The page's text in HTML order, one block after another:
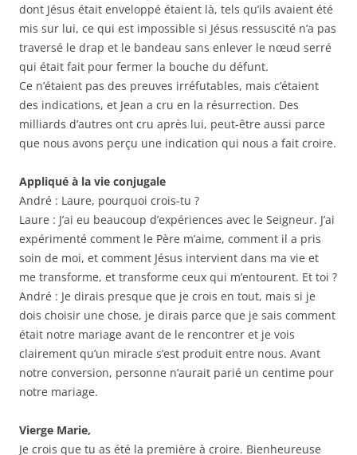
dont Jésus était enveloppé étaient là, tels qu’ils avaient été
mis sur lui, ce qui est impossible si Jésus ressuscité n’a pas
traversé le drap et le bandeau sans enlever le nœud serré
qui était fait pour fermer la bouche du défunt.
Ce n’étaient pas des preuves irréfutables, mais c’étaient
des indications, et Jean a cru en la résurrection. Des
milliards d’autres ont cru après lui, peut-être aussi parce
que nous avons perçu une indication qui nous a fait croire.
Appliqué à la vie conjugale
André : Laure, pourquoi crois-tu ?
Laure : J’ai eu beaucoup d’expériences avec le Seigneur. J’ai
expérimenté comment le Père m’aime, comment il a pris
soin de moi, et comment Jésus intervient dans ma vie et
me transforme, et transforme ceux qui m’entourent. Et toi ?
André : Je dirais presque que je crois en tout, mais si je
dois choisir une chose, je dirais parce que je sais comment
était notre mariage avant de le rencontrer et je vois
clairement qu’un miracle s’est produit entre nous. Avant
notre conversion, personne n’aurait parié un centime pour
notre mariage.
Vierge Marie,
Je crois que tu as été la première à croire. Bienheureuse